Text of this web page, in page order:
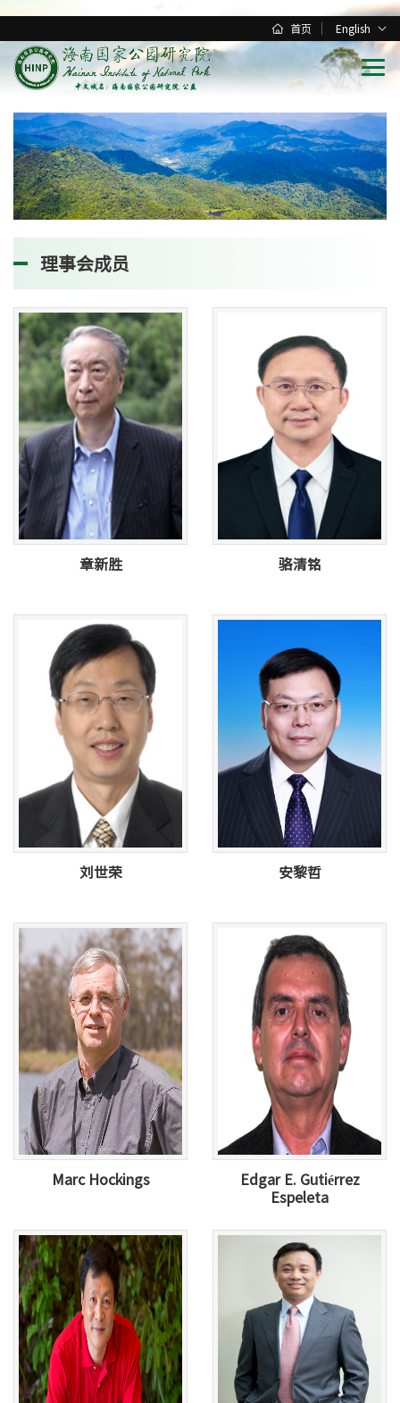
首页 English
理事会成员
章新胜 骆清铭
刘世荣 安黎哲
Marc Hockings
Edgar E. Gutiérrez
Espeleta